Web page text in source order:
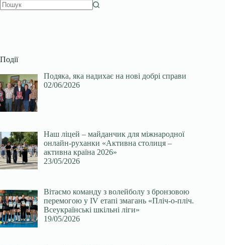
Події
Подяка, яка надихає на нові добрі справи
02/06/2026
Наш ліцей – майданчик для міжнародної
онлайн-руханки «Активна столиця –
активна країна 2026»
23/05/2026
Вітаємо команду з волейболу з бронзовою
перемогою у ІV етапі змагань «Пліч-о-пліч.
Всеукраїнські шкільні ліги»
19/05/2026